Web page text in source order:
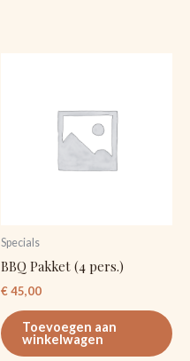
Specials
BBQ Pakket (4 pers.)
€45,00
Toevoegen aan
winkelwagen